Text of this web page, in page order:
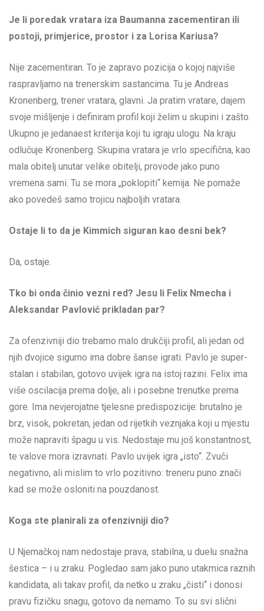
Je li poredak vratara iza Baumanna zacementiran ili
postoji, primjerice, prostor i za Lorisa Kariusa?
Nije zacementiran. To je zapravo pozicija o kojoj najviše
raspravljamo na trenerskim sastancima. Tu je Andreas
Kronenberg, trener vratara, glavni. Ja pratim vratare, dajem
svoje mišljenje i definiram profil koji želim u skupini i zašto.
Ukupno je jedanaest kriterija koji tu igraju ulogu. Na kraju
odlučuje Kronenberg. Skupina vratara je vrlo specifična, kao
mala obitelj unutar velike obitelji, provode jako puno
vremena sami. Tu se mora „poklopiti“ kemija. Ne pomaže
ako povedeš samo trojicu najboljih vratara.
Ostaje li to da je Kimmich siguran kao desni bek?
Da, ostaje.
Tko bi onda činio vezni red? Jesu li Felix Nmecha i
Aleksandar Pavlović prikladan par?
Za ofenzivniji dio trebamo malo drukčiji profil, ali jedan od
njih dvojice sigurno ima dobre šanse igrati. Pavlo je super-
stalan i stabilan, gotovo uvijek igra na istoj razini. Felix ima
više oscilacija prema dolje, ali i posebne trenutke prema
gore. Ima nevjerojatne tjelesne predispozicije: brutalno je
brz, visok, pokretan, jedan od rijetkih veznjaka koji u mjestu
može napraviti špagu u vis. Nedostaje mu još konstantnost,
te valove mora izravnati. Pavlo uvijek igra „isto“. Zvuči
negativno, ali mislim to vrlo pozitivno: treneru puno znači
kad se može osloniti na pouzdanost.
Koga ste planirali za ofenzivniji dio?
U Njemačkoj nam nedostaje prava, stabilna, u duelu snažna
šestica – i u zraku. Pogledao sam jako puno utakmica raznih
kandidata, ali takav profil, da netko u zraku „čisti“ i donosi
pravu fizičku snagu, gotovo da nemamo. To su svi slični